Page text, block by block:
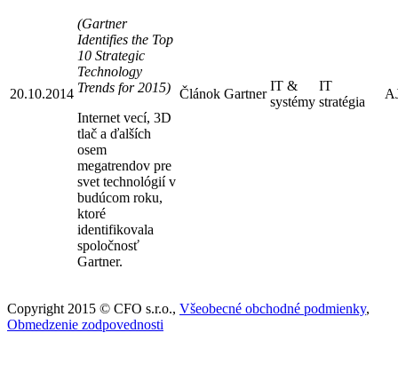
20.10.2014
(Gartner
Identifies the Top
10 Strategic
Technology
Trends for 2015)
Internet vecí, 3D
tlač a ďalších
osem
megatrendov pre
svet technológií v
budúcom roku,
ktoré
identifikovala
spoločnosť
Gartner.
Článok Gartner
IT &
systémy
IT
stratégia
Copyright 2015 © CFO s.r.o., Všeobecné obchodné podmienky,
Obmedzenie zodpovednosti